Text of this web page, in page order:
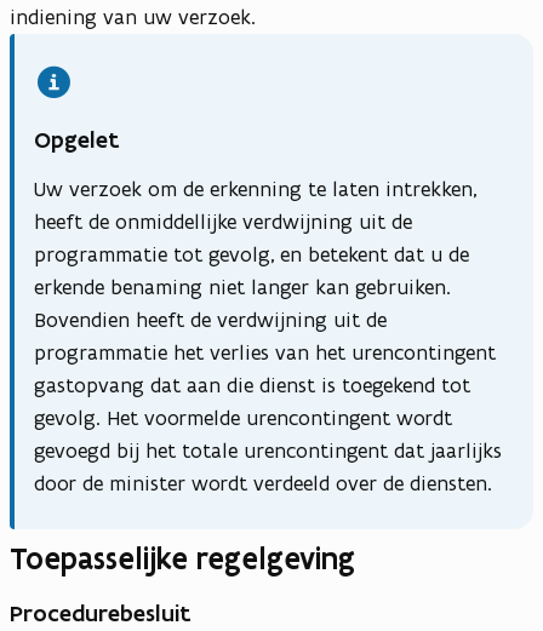
indiening van uw verzoek.
Opgelet
Uw verzoek om de erkenning te laten intrekken,
heeft de onmiddellijke verdwijning uit de
programmatie tot gevolg, en betekent dat u de
erkende benaming niet langer kan gebruiken.
Bovendien heeft de verdwijning uit de
programmatie het verlies van het urencontingent
gastopvang dat aan die dienst is toegekend tot
gevolg. Het voormelde urencontingent wordt
gevoegd bij het totale urencontingent dat jaarlijks
door de minister wordt verdeeld over de diensten.
Toepasselijke regelgeving
Procedurebesluit